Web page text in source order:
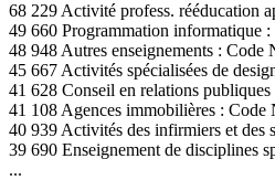
68 229 Activité profess. rééducation
49 660 Programmation informatique
48 948 Autres enseignements : Code
45 667 Activités spécialisées de
41 628 Conseil en relations
41 108 Agences immobilières :
40 939 Activités des infirmiers et des
39 690 Enseignement de disciplines
...